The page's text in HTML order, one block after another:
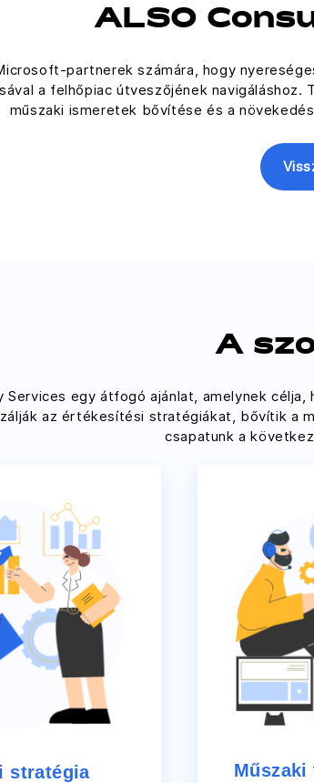
ALSO
partnerek számára, hogy
a felhőpiac útveszőjének
műszaki ismeretek bővítése és a
A
Services egy átfogó ajánlat, amelynek
az értékesítési stratégiákat, bővítik a
csapatunk a
stratégia
Műszaki